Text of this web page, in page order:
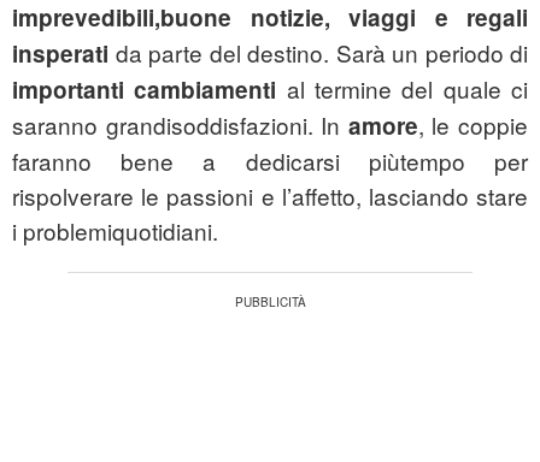
imprevedibili,buone notizie, viaggi e regali
insperati da parte del destino. Sarà un periodo di
importanti cambiamenti al termine del quale ci
saranno grandisoddisfazioni. In amore, le coppie
faranno bene a dedicarsi piùtempo per
rispolverare le passioni e l’affetto, lasciando stare
i problemiquotidiani.